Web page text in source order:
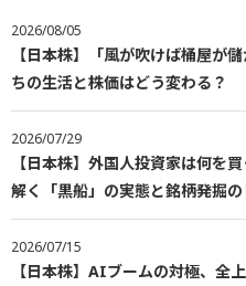
2026/08/05
【日本株】「風が吹けば桶屋が
ちの生活と株価はどう変わる？
2026/07/29
【日本株】外国人投資家は何を
解く「黒船」の実態と銘柄発掘
2026/07/15
【日本株】AIブームの対極、全